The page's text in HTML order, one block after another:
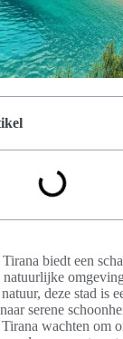
biedt een
deze stad is
serene
wachten om